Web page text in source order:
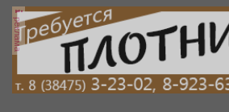
реклама